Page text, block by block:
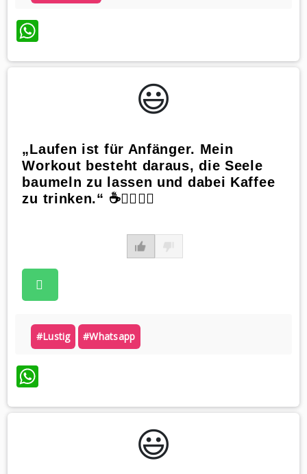
WhatsApp
😃️
„Laufen ist für Anfänger. Mein
Workout besteht daraus, die Seele
baumeln zu lassen und dabei Kaffee
zu trinken.“ ☕🏃‍♀️💆‍♀️
#lustig #whatsapp
WhatsApp
😃️